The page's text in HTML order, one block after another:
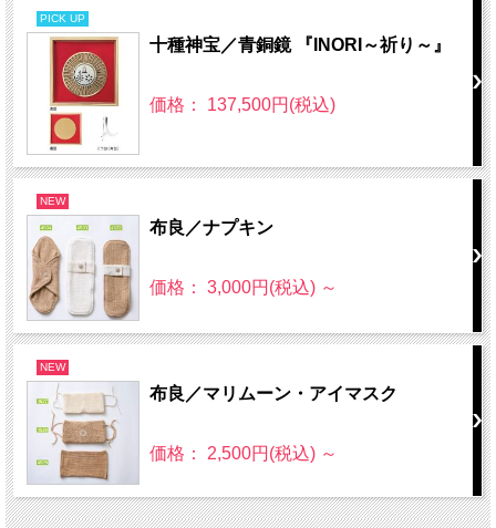
PICK UP
十種神宝／青銅鏡 『INORI～祈り～』
価格： 137,500円(税込)
NEW
布良／ナプキン
価格： 3,000円(税込) ～
NEW
布良／マリムーン・アイマスク
価格： 2,500円(税込) ～